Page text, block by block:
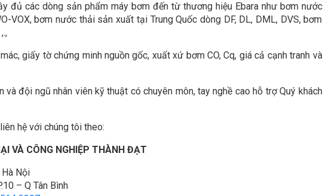
đủ các dòng sản phẩm máy bơm đến từ thương hiệu Ebara như bơm nước
VOX, bơm nước thải sản xuất tại Trung Quốc dòng DF, DL, DML, DVS, bơm
giấy tờ chứng minh nguồn gốc, xuất xứ bơm CO, Cq, giá cả cạnh tranh và
đội ngũ nhân viên kỹ thuật có chuyên môn, tay nghề cao hỗ trợ Quý khách
hệ với chúng tôi theo:
VÀ CÔNG NGHIỆP THÀNH ĐẠT
Nội
– Q Tân Bình